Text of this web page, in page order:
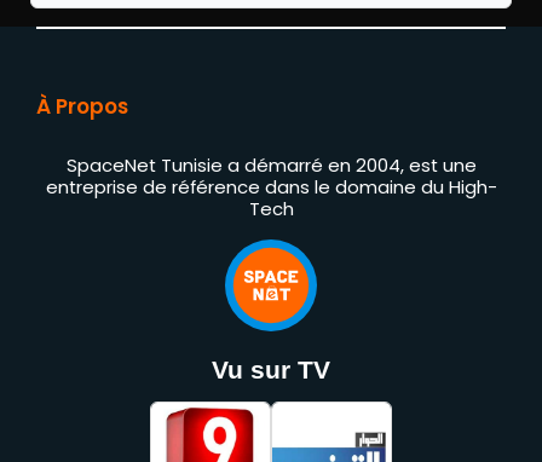
À Propos
SpaceNet Tunisie a démarré en 2004, est une
entreprise de référence dans le domaine du High-
Tech
Vu sur TV